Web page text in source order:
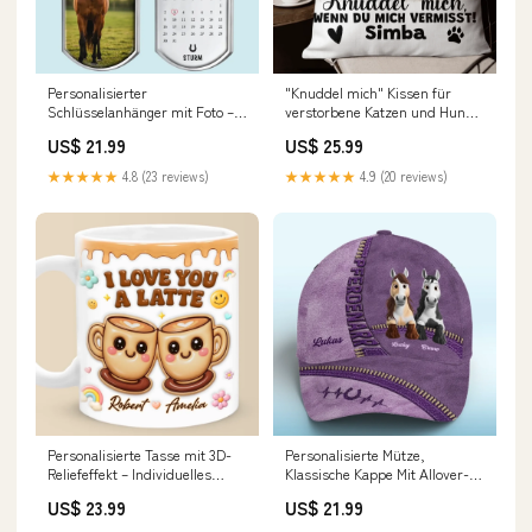
Personalisierter
Schlüsselanhänger mit Foto –
Haustierbesitzer –
Verbundenheit in der Liebe
Trauer
US$ 21.99
★★★★★ 4.8 (23 reviews)
"Knuddel mich" Kissen für
verstorbene Katzen und Hunde
Fotokissen Qualität:Standard
US$ 25.99
★★★★★ 4.9 (20 reviews)
Personalisierte Tasse mit 3D-
Reliefeffekt – Individuelles
Jubiläumsgeschenk für
US$ 23.99
Personalisierte Mütze,
Klassische Kappe Mit Allover-
Geburtstagsgeschenke Für
US$ 21.99